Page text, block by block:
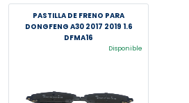
PASTILLA DE FRENO PARA
DONGFENG A30 2017 2019 1.6
DFMA16
Disponible